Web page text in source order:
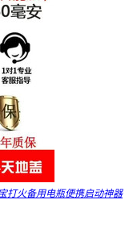
打火备用电瓶便携启动神器